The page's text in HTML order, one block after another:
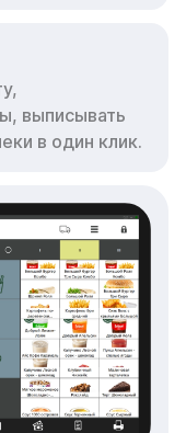
выписывать
в один клик.